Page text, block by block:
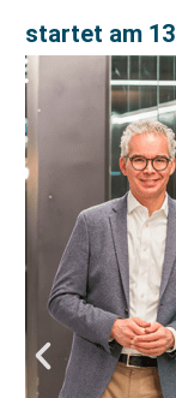
startet am